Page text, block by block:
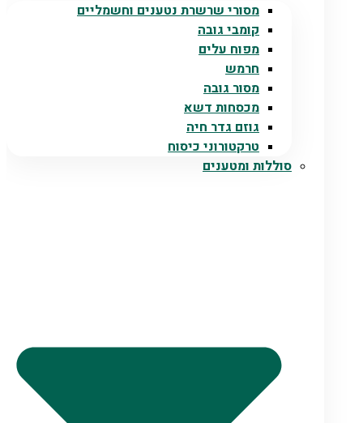
מסורי שרשרת נטענים וחשמליים
קומבי גובה
מפוח עלים
חרמש
מסור גובה
מכסחות דשא
גוזם גדר חיה
טרקטורוני כיסוח
סוללות ומטענים